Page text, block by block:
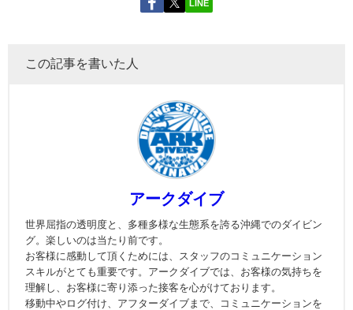
LINE
この記事を書いた人
アークダイブ
世界屈指の透明度と、多種多様な生態系を誇る沖縄でのダイビン
グ。楽しいのは当たり前です。
お客様に感動して頂くためには、スタッフのコミュニケーション
スキルがとても重要です。アークダイブでは、お客様の気持ちを
理解し、お客様に寄り添った接客を心がけております。
移動中やログ付け、アフターダイブまで、コミュニケーションを